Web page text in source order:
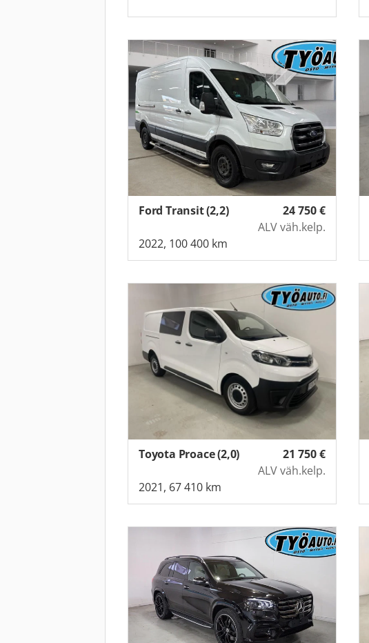
24 750€
ALV väh.kelp.
Ford Transit (2,2)
2022, 100 400 km
21 750€
ALV väh.kelp.
Toyota Proace (2,0)
2021, 67 410 km